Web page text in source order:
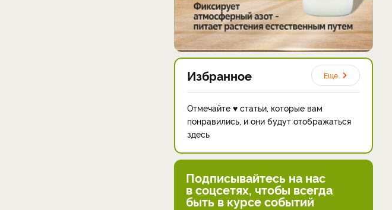
Избранное Еще
Отмечайте ♥ статьи, которые вам
понравились, и они будут отображаться
здесь
Подписывайтесь на нас
в соцсетях, чтобы всегда
быть в курсе событий